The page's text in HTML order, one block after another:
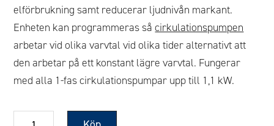
elförbrukning samt reducerar ljudnivån markant.
Enheten kan programmeras såcirkulationspumpen
arbetar vid olika varvtal vid olika tider alternativt att
den arbetar på ett konstant lägre varvtal. Fungerar
med alla 1-fas cirkulationspumpar upp till 1,1 kW.
Frekvensstyrning